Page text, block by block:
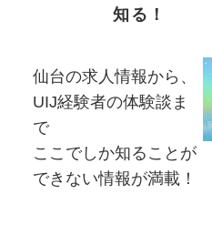
知る！
仙台の求⼈情報から、
UIJ経験者の体験談ま
で
ここでしか知ることが
できない情報が満載！